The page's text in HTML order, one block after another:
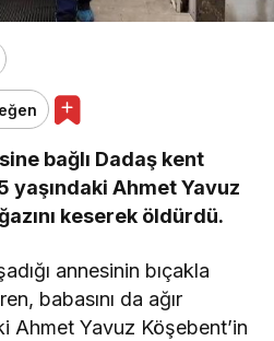
bağlı Dadaş kent
yaşındaki Ahmet Yavuz
keserek öldürdü.
annesinin bıçakla
babasını da ağır
Ahmet Yavuz Köşebent’in